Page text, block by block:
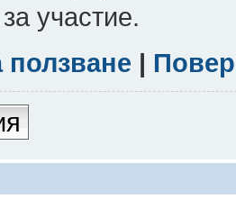
участие.
ползване |